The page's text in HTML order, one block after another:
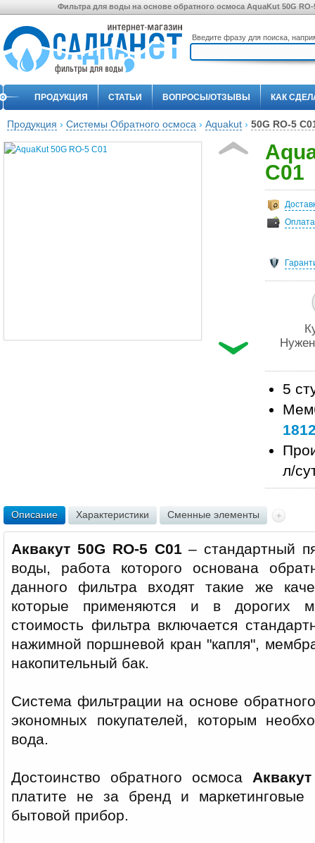
Фильтра для воды на основе обратного осмоса AquaKut 50G
Введите фразу для поиска,
ПРОДУКЦИЯ СТАТЬИ ВОПРОСЫ/ОТЗЫВЫ КАК
Продукция › Системы Обратного осмоса › Aquakut › 50G RO-5
C01
Оплата
5
л/
Описание Характеристики Сменные элементы
Аквакут 50G RO-5 С01 – стандартный
воды, работа которого основана
данного фильтра входят такие же
которые применяются и в дорогих
стоимость фильтра включается
нажимной поршневой кран "капля",
накопительный бак.
Система фильтрации на основе
экономных покупателей, которым
вода.
Достоинство обратного осмоса
платите не за бренд и
бытовой прибор.